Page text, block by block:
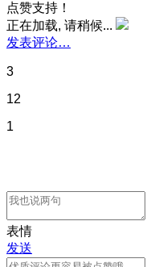
点赞支持！
正在加载, 请稍候...
发表评论…
3
12
1
表情
发送